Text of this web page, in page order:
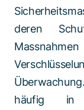
deren
häufig in